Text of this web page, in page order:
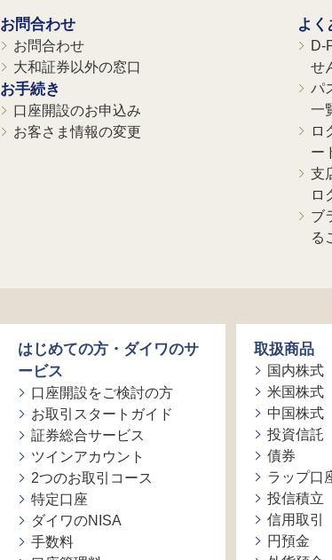
お問合わせ
お問合わせ
大和証券以外の窓口
お手続き
口座開設のお申込み
お客さま情報の変更
よく
D-
せ
パ
一
ロ
ー
支
ロ
ブ
る
はじめての方・ダイワのサ
ービス
口座開設をご検討の方
お取引スタートガイド
証券総合サービス
ツインアカウント
2つのお取引コース
特定口座
ダイワのNISA
手数料
取扱商品
国内株式
米国株式
中国株式
投資信託
債券
ラップ口
投信積立
信用取引
円預金